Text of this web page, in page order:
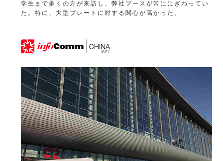
学生まで多くの方が来訪し、弊社ブースが常ににぎわってい
た。特に、大型プレートに対する関心が高かった。